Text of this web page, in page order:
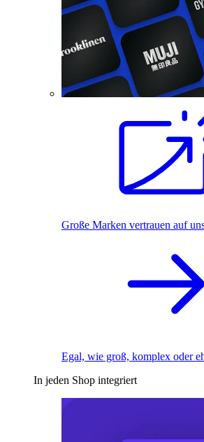
Große Marken vertrauen auf
Egal, wie groß, komplex oder
In jeden Shop integriert